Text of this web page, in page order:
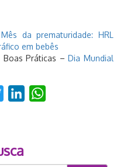
Mês da prematuridade: HRL
em bebês
Boas Práticas –Dia Mundial
TwitterLinkedIn